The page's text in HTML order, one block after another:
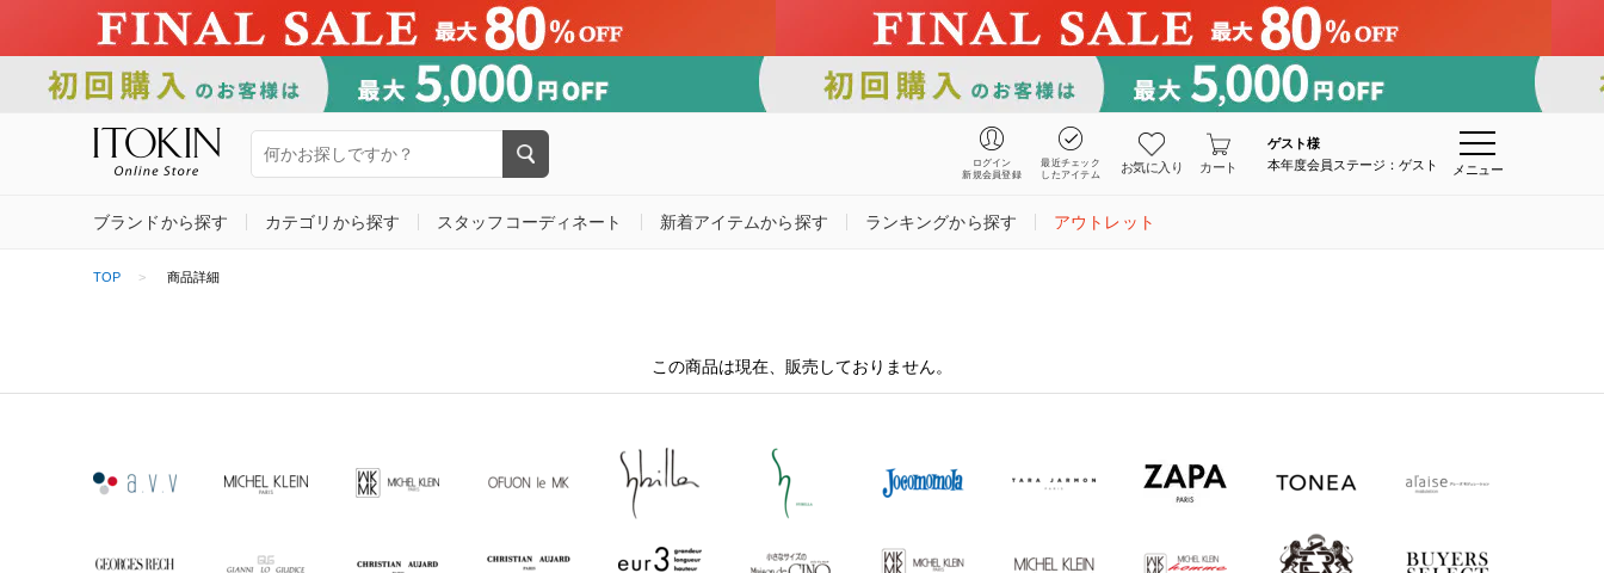
ログイン
新規会員登録
最近チェック
したアイテム
お気に入り カート
ゲスト様
本年度会員ステージ：ゲスト
メニュー
ブランドから探す カテゴリから探す スタッフコーディネート 新着アイテムから探す ランキングから探す アウトレット
TOP 商品詳細
この商品は現在、販売しておりません。